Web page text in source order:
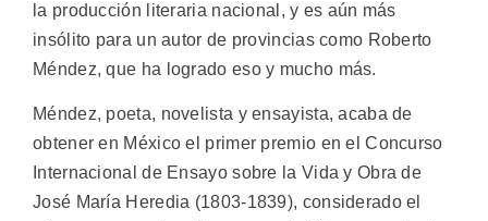
la producción literaria nacional, y es aún más
insólito para un autor de provincias como Roberto
Méndez, que ha logrado eso y mucho más.
Méndez, poeta, novelista y ensayista, acaba de
obtener en México el primer premio en el Concurso
Internacional de Ensayo sobre la Vida y Obra de
José María Heredia (1803-1839), considerado el